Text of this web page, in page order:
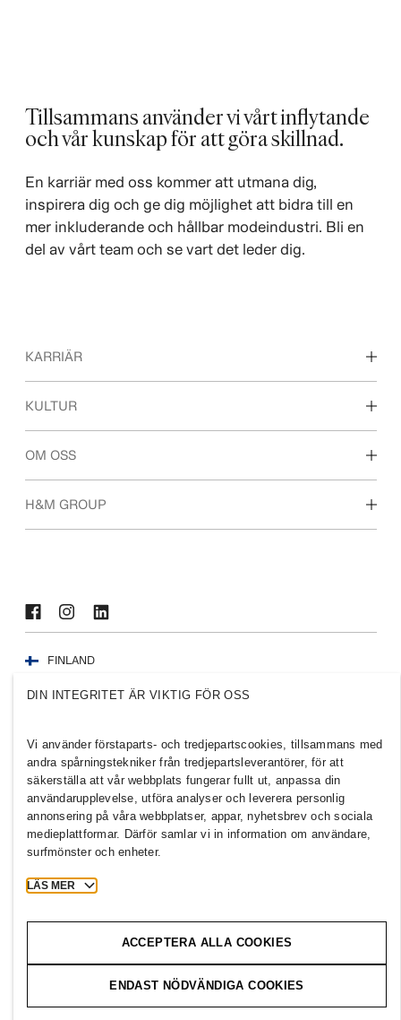
Tillsammans använder vi vårt inflytande
och vår kunskap för att göra skillnad. ​
En karriär med oss kommer att utmana dig,
inspirera dig och ge dig möjlighet att bidra till en
mer inkluderande och hållbar modeindustri. Bli en
del av vårt team och se vart det leder dig.
KARRIÄR
Våra arbetsområden
KULTUR
Vår kultur & förmåner
OM OSS
Vilka vi är
H&M GROUP
FINLAND
Press Policyer och sekretess
H&M.com
2026 H & M Hennes and Mauritz AB.
Th
DIN INTEGRITET ÄR VIKTIG FÖR OSS
Vi använder förstaparts- och tredjepartscookies, tillsammans med
andra spårningstekniker från tredjepartsleverantörer, för att
säkerställa att vår webbplats fungerar fullt ut, anpassa din
användarupplevelse, utföra analyser och leverera personlig
annonsering på våra webbplatser, appar, nyhetsbrev och sociala
medieplattformar. Därför samlar vi in information om användare,
surfmönster och enheter.
LÄS MER
ACCEPTERA ALLA COOKIES
ENDAST NÖDVÄNDIGA COOKIES